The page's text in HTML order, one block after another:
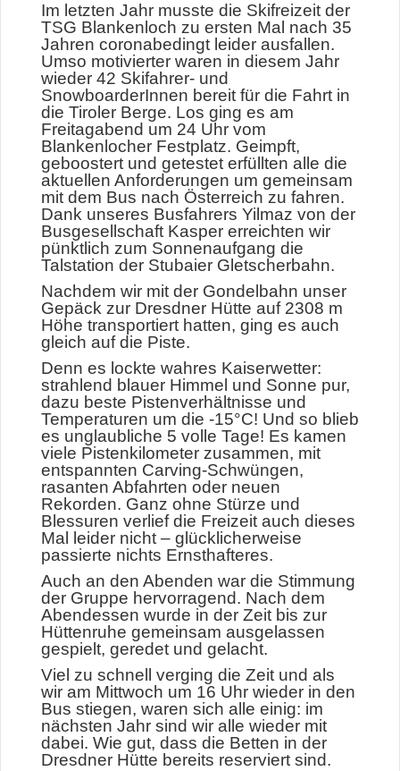
Im letzten Jahr musste die Skifreizeit der
TSG Blankenloch zu ersten Mal nach 35
Jahren coronabedingt leider ausfallen.
Umso motivierter waren in diesem Jahr
wieder 42 Skifahrer- und
SnowboarderInnen bereit für die Fahrt in
die Tiroler Berge. Los ging es am
Freitagabend um 24 Uhr vom
Blankenlocher Festplatz. Geimpft,
geboostert und getestet erfüllten alle die
aktuellen Anforderungen um gemeinsam
mit dem Bus nach Österreich zu fahren.
Dank unseres Busfahrers Yilmaz von der
Busgesellschaft Kasper erreichten wir
pünktlich zum Sonnenaufgang die
Talstation der Stubaier Gletscherbahn.
Nachdem wir mit der Gondelbahn unser
Gepäck zur Dresdner Hütte auf 2308 m
Höhe transportiert hatten, ging es auch
gleich auf die Piste.
Denn es lockte wahres Kaiserwetter:
strahlend blauer Himmel und Sonne pur,
dazu beste Pistenverhältnisse und
Temperaturen um die -15°C! Und so blieb
es unglaubliche 5 volle Tage! Es kamen
viele Pistenkilometer zusammen, mit
entspannten Carving-Schwüngen,
rasanten Abfahrten oder neuen
Rekorden. Ganz ohne Stürze und
Blessuren verlief die Freizeit auch dieses
Mal leider nicht – glücklicherweise
passierte nichts Ernsthafteres.
Auch an den Abenden war die Stimmung
der Gruppe hervorragend. Nach dem
Abendessen wurde in der Zeit bis zur
Hüttenruhe gemeinsam ausgelassen
gespielt, geredet und gelacht.
Viel zu schnell verging die Zeit und als
wir am Mittwoch um 16 Uhr wieder in den
Bus stiegen, waren sich alle einig: im
nächsten Jahr sind wir alle wieder mit
dabei. Wie gut, dass die Betten in der
Dresdner Hütte bereits reserviert sind.